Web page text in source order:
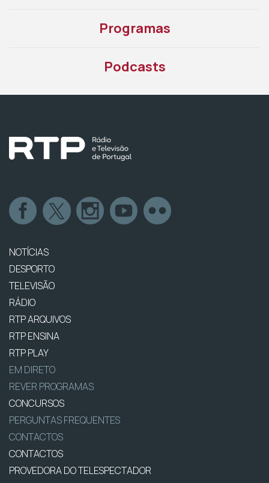
Programas
Podcasts
NOTÍCIAS
DESPORTO
TELEVISÃO
RÁDIO
RTP ARQUIVOS
RTP ENSINA
RTP PLAY
EM DIRETO
REVER PROGRAMAS
CONCURSOS
PERGUNTAS FREQUENTES
CONTACTOS
CONTACTOS
PROVEDORA DO TELESPECTADOR